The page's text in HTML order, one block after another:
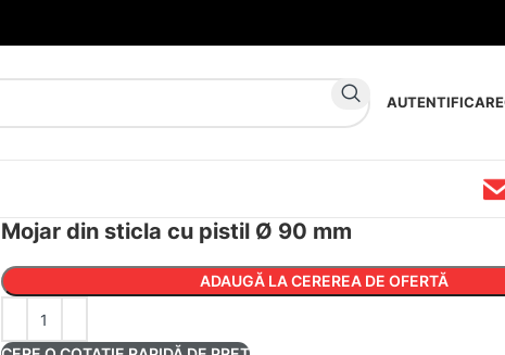
AUTENTIFICARE
Mojar din sticla cu pistil Ø 90 mm
ADAUGĂ LA CEREREA DE OFERTĂ